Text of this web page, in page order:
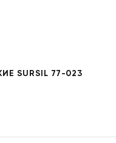
SURSIL 77-023